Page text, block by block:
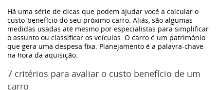
Há uma série de dicas que podem ajudar você a calcular o
custo-benefício do seu próximo carro. Aliás, são algumas
medidas usadas até mesmo por especialistas para simplificar
o assunto ou classificar os veículos. O carro é um patrimônio
que gera uma despesa fixa. Planejamento é a palavra-chave
na hora da aquisição.
7 critérios para avaliar o custo benefício de um
carro